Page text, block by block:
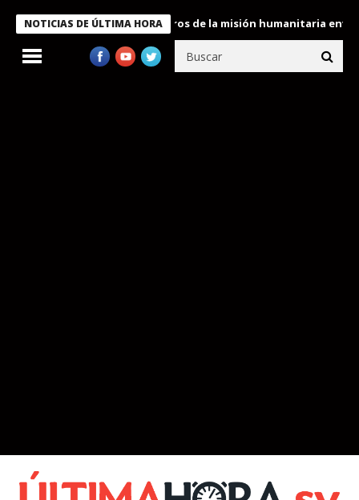
NOTICIAS DE ÚLTIMA HORA
Bukele condecora a miembros de la misión humanitaria enviada a